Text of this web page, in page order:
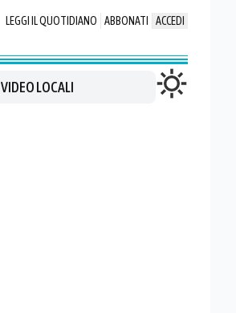
LEGGI IL QUOTIDIANO ABBONATI ACCEDI
VIDEO LOCALI